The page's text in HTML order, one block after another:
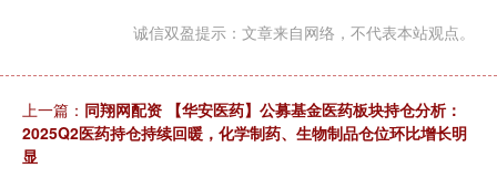
诚信双盈提示：文章来自网络，不代表本站观点。
上一篇： 同翔网配资 【华安医药】公募基金医药板块持仓分析：
2025Q2医药持仓持续回暖，化学制药、生物制品仓位环比增长明
显